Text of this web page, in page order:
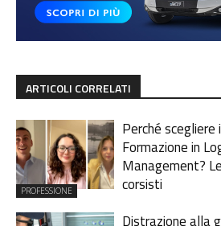
ARTICOLI CORRELATI
PROFESSIONE
Perché
Formazione in
Management?
corsisti
Distrazione alla